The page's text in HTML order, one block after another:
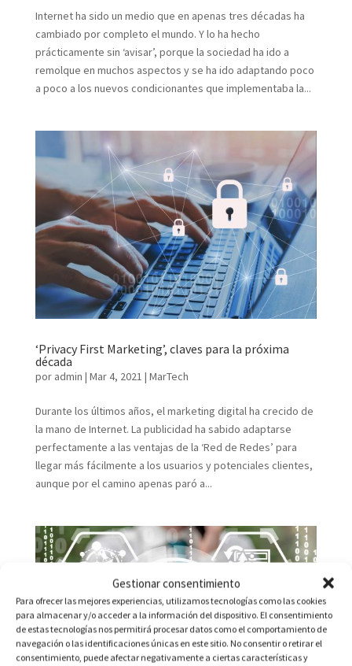
Gestionar consentimiento
Para ofrecer las mejores experiencias, utilizamos tecnologías como las cookies
para almacenar y/o acceder a la información del dispositivo. El consentimiento
de estas tecnologías nos permitirá procesar datos como el comportamiento de
navegación o las identificaciones únicas en este sitio. No consentir o retirar el
consentimiento, puede afectar negativamente a ciertas características y
Internet ha sido un medio que en apenas tres décadas ha
cambiado por completo el mundo. Y lo ha hecho
prácticamente sin ‘avisar’, porque la sociedad ha ido a
remolque en muchos aspectos y se ha ido adaptando poco
a poco a los nuevos condicionantes que implementaba la...
‘Privacy First Marketing’, claves para la próxima
década
por admin | Mar 4, 2021 | MarTech
Durante los últimos años, el marketing digital ha crecido de
la mano de Internet. La publicidad ha sabido adaptarse
perfectamente a las ventajas de la ‘Red de Redes’ para
llegar más fácilmente a los usuarios y potenciales clientes,
aunque por el camino apenas paró a...